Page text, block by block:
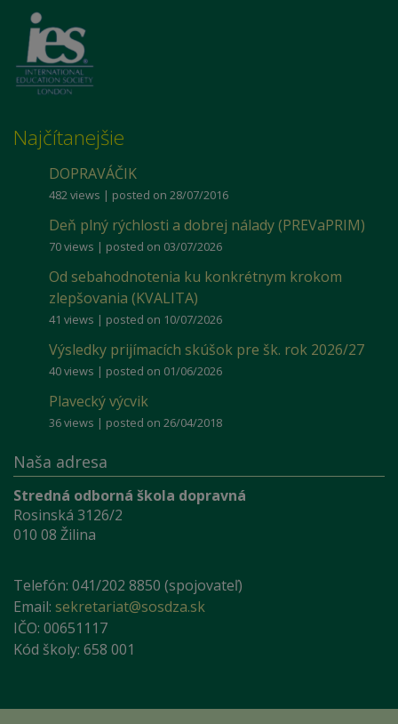
Najčítanejšie
DOPRAVÁČIK
482 views | posted on 28/07/2016
Deň plný rýchlosti a dobrej nálady (PREVaPRIM)
70 views | posted on 03/07/2026
Od sebahodnotenia ku konkrétnym krokom
zlepšovania (KVALITA)
41 views | posted on 10/07/2026
Výsledky prijímacích skúšok pre šk. rok 2026/27
40 views | posted on 01/06/2026
Plavecký výcvik
36 views | posted on 26/04/2018
Naša adresa
Stredná odborná škola dopravná
Rosinská 3126/2
010 08 Žilina
Telefón: 041/202 8850 (spojovateľ)
Email: sekretariat@sosdza.sk
IČO: 00651117
Kód školy: 658 001